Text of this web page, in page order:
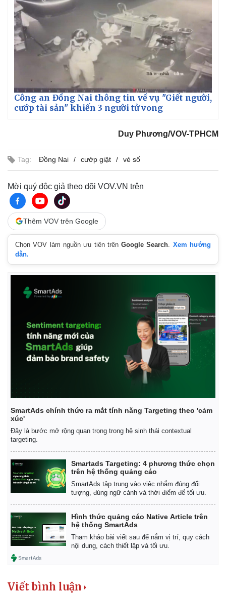
Thế giới
Quan sát
Cuộc sống đó đây
Multimedia
Video
Infographic
Công an Đồng Nai thông tin về vụ "Giết người,
cướp tài sản" khiến 3 người tử vong
Duy Phương/VOV-TPHCM
Tag: Đồng Nai cướp giật vé số
Mời quý độc giả theo dõi VOV.VN trên
Thêm VOV trên Google
Chọn VOV làm nguồn ưu tiên trênGoogle Search
Xem hướng
dẫn.
SmartAds chính thức ra mắt tính năng Targeting theo 'cảm
xúc'
Đây là bước mở rộng quan trọng trong hệ sinh thái contextual
targeting.
Smartads Targeting: 4 phương thức chọn
trên hệ thống quảng cáo
SmartAds tập trung vào việc nhắm đúng đối
tượng, đúng ngữ cảnh và thời điểm để tối ưu.
Hình thức quảng cáo Native Article trên
hệ thống SmartAds
Tham khảo bài viết sau để nắm vị trí, quy cách
nội dung, cách thiết lập và tối ưu.
Viết bình luận